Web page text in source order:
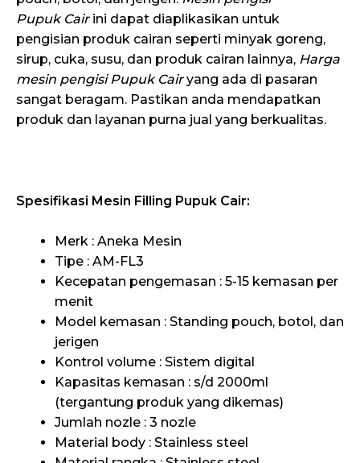
Pupuk Cair ini dapat diaplikasikan untuk
pengisian produk cairan seperti minyak goreng,
sirup, cuka, susu, dan produk cairan lainnya, Harga
mesin pengisi Pupuk Cairyang ada di pasaran
sangat beragam. Pastikan anda mendapatkan
produk dan layanan purna jual yang berkualitas.
Spesifikasi Mesin Filling Pupuk Cair:
Merk : Aneka Mesin
Tipe : AM-FL3
Kecepatan pengemasan : 5-15 kemasan per
menit
Model kemasan : Standing pouch, botol, dan
jerigen
Kontrol volume : Sistem digital
Kapasitas kemasan : s/d 2000ml
(tergantung produk yang dikemas)
Jumlah nozle : 3 nozle
Material body : Stainless steel